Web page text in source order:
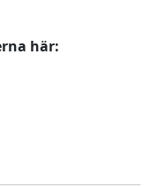
här: